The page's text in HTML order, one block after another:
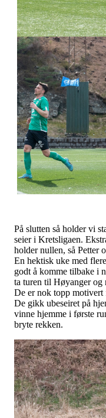
På slutten så holder vi
seier i Kretsligaen.
holder nullen, så Petter
En hektisk uke med
godt å komme tilbake i
ta turen til Høyanger og
De er nok topp motivert
De gikk ubeseiret på
vinne hjemme i første
bryte rekken.